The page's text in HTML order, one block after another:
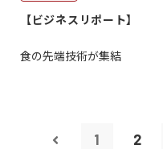
【ビジネスリポート】
食の先端技術が集結
1 2